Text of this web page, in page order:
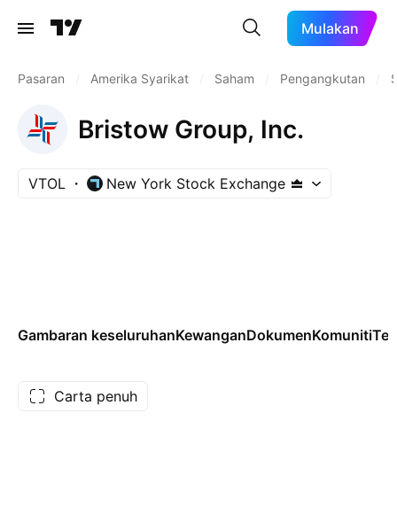
Mulakan
Pasaran Amerika Syarikat Saham Pengangkutan
Bristow Group, Inc.
VTOL New York Stock Exchange
Gambaran keseluruhanKewanganDokumenKomuniti
Carta penuh